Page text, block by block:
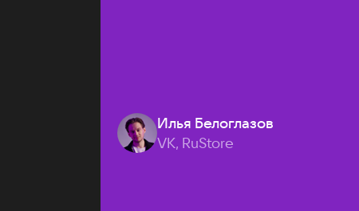
Илья Белоглазов
VK, RuStore